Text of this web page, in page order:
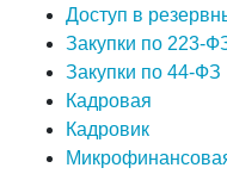
Доступ в
Закупки по 223-
Закупки по 44-ФЗ
Кадровая
Кадровик